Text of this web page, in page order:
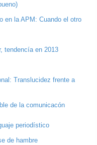
en la APM: Cuando el otro
tendencía en 2013
Translucidez frente a
de la comunicacón
periodístico
de hambre